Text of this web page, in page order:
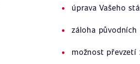
úprava Vašeho
záloha
možnost